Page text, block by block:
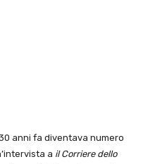
anni fa diventava numero
a il Corriere dello